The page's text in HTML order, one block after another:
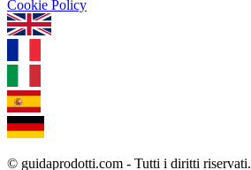
Cookie Policy
© guidaprodotti.com - Tutti i diritti riservati.